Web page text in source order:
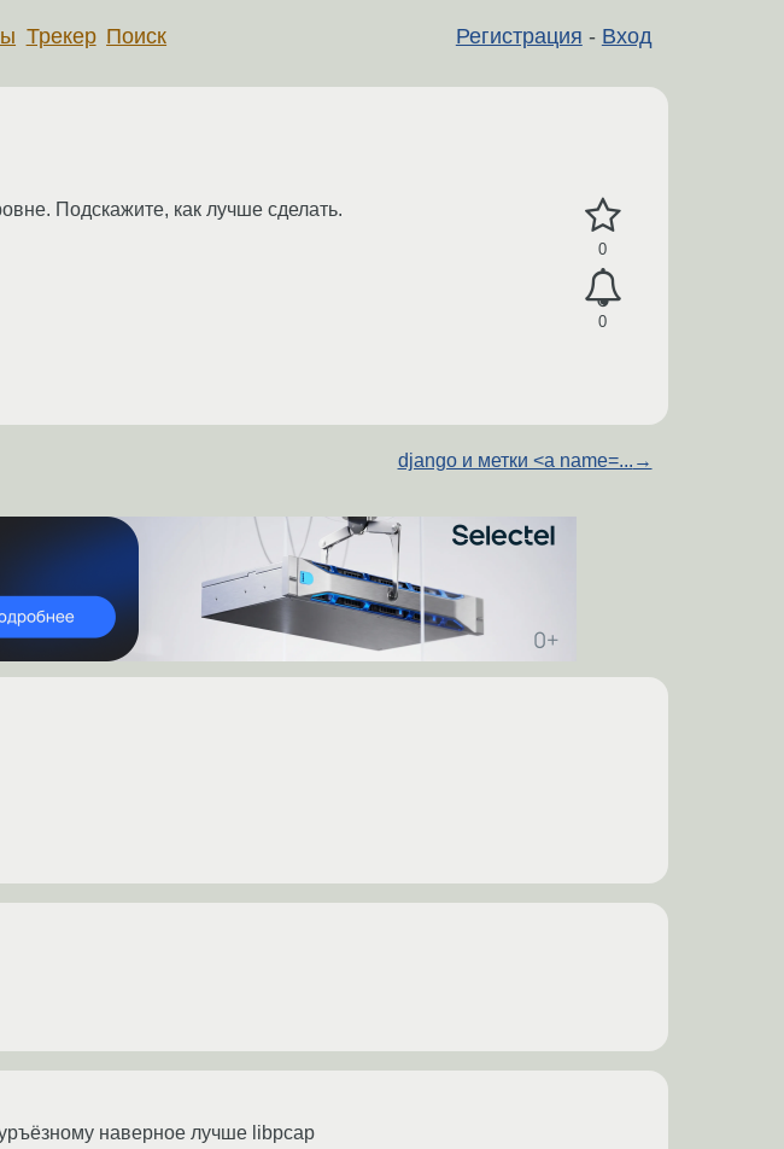
Регистрация - Вход
Трекер Поиск
0
0
Подскажите, как лучше сделать.
django и метки <a name=... →
наверное лучше libpcap